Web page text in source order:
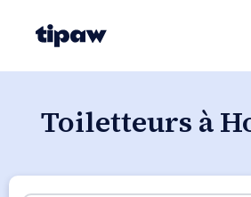
Toiletteurs à